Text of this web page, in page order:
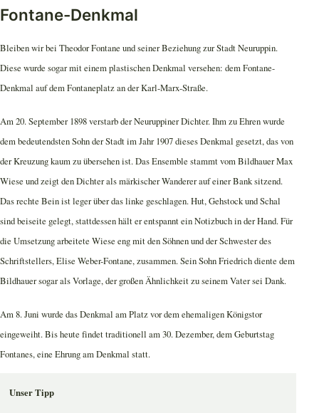
Fontane-Denkmal
Bleiben wir bei Theodor Fontane und seiner Beziehung zur Stadt Neuruppin.
Diese wurde sogar mit einem plastischen Denkmal versehen: dem Fontane-
Denkmal auf dem Fontaneplatz an der Karl-Marx-Straße.
Am 20. September 1898 verstarb der Neuruppiner Dichter. Ihm zu Ehren wurde
dem bedeutendsten Sohn der Stadt im Jahr 1907 dieses Denkmal gesetzt, das von
der Kreuzung kaum zu übersehen ist. Das Ensemble stammt vom Bildhauer Max
Wiese und zeigt den Dichter als märkischer Wanderer auf einer Bank sitzend.
Das rechte Bein ist leger über das linke geschlagen. Hut, Gehstock und Schal
sind beiseite gelegt, stattdessen hält er entspannt ein Notizbuch in der Hand. Für
die Umsetzung arbeitete Wiese eng mit den Söhnen und der Schwester des
Schriftstellers, Elise Weber-Fontane, zusammen. Sein Sohn Friedrich diente dem
Bildhauer sogar als Vorlage, der großen Ähnlichkeit zu seinem Vater sei Dank.
Am 8. Juni wurde das Denkmal am Platz vor dem ehemaligen Königstor
eingeweiht. Bis heute findet traditionell am 30. Dezember, dem Geburtstag
Fontanes, eine Ehrung am Denkmal statt.
Unser Tipp